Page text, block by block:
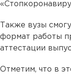
Также вузы
формат работы
аттестации
Отметим, что в